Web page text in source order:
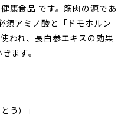
康食品 です。筋肉の源であ
須アミノ酸と「ドモホルン
われ、長白参エキスの効果
ます。
う）」